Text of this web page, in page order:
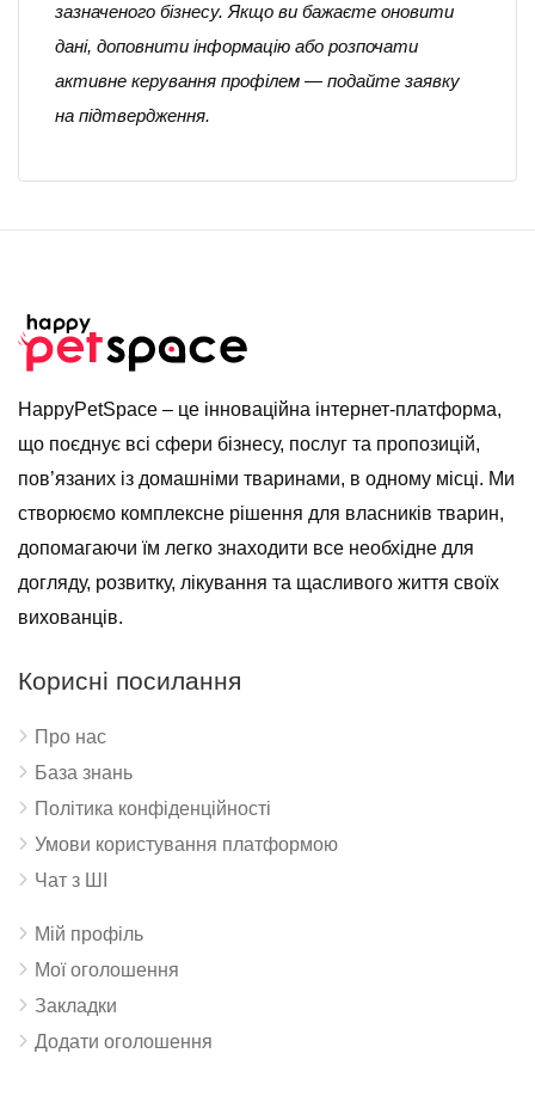
зазначеного бізнесу. Якщо ви бажаєте оновити
дані, доповнити інформацію або розпочати
активне керування профілем — подайте заявку
на підтвердження.
HappyPetSpace – це інноваційна інтернет-платформа,
що поєднує всі сфери бізнесу, послуг та пропозицій,
пов’язаних із домашніми тваринами, в одному місці. Ми
створюємо комплексне рішення для власників тварин,
допомагаючи їм легко знаходити все необхідне для
догляду, розвитку, лікування та щасливого життя своїх
вихованців.
Корисні посилання
Про нас
База знань
Політика конфіденційності
Умови користування платформою
Чат з ШІ
Мій профіль
Мої оголошення
Закладки
Додати оголошення